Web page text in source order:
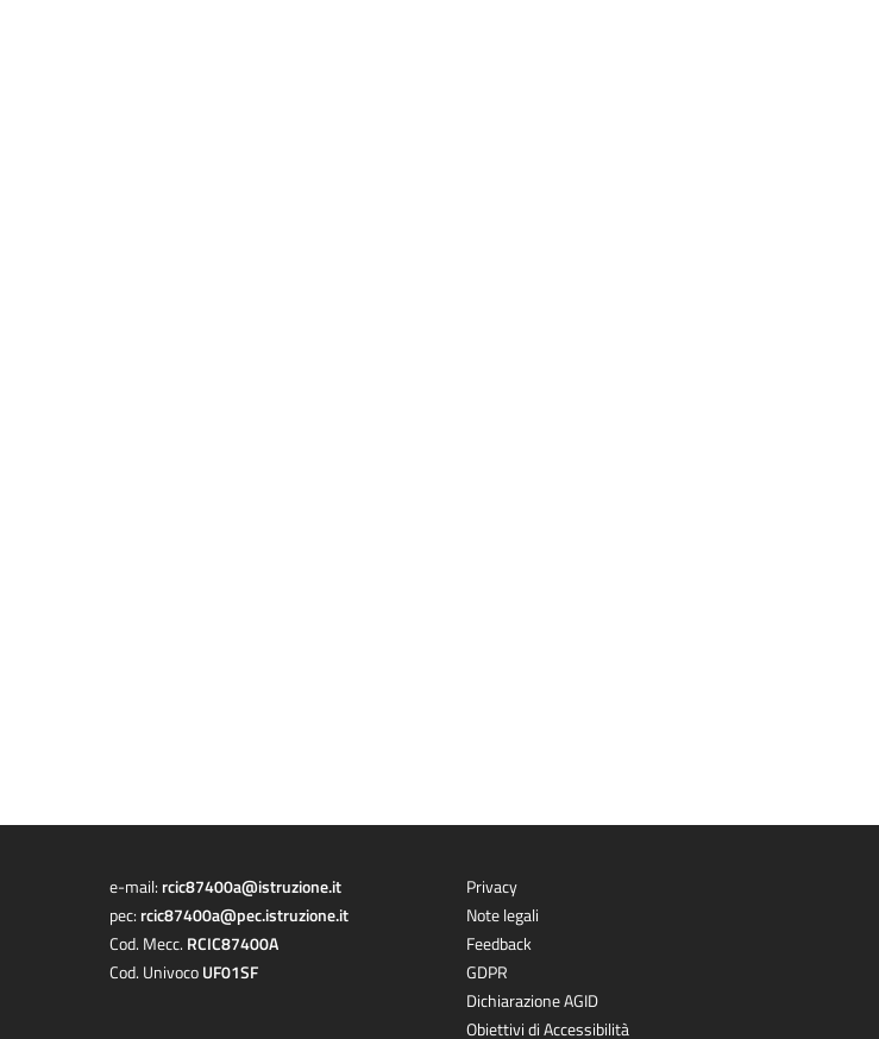
e-mail: rcic87400a@istruzione.it
pec: rcic87400a@pec.istruzione.it
Cod. Mecc. RCIC87400A
Cod. UnivocoUF01SF
Privacy
Note legali
Feedback
GDPR
Dichiarazione AGID
Obiettivi di Accessibilità